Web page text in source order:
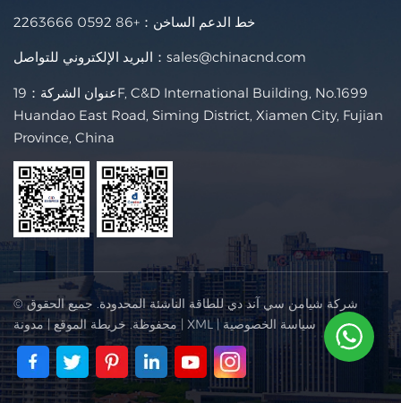
خط الدعم الساخن： +86 0592 2263666
البريد الإلكتروني للتواصل： sales@chinacnd.com
عنوان الشركة：19F, C&D International Building, No.1699
Huandao East Road, Siming District, Xiamen City, Fujian
Province, China
© شركة شيامن سي آند دي للطاقة الناشئة المحدودة. جميع الحقوق
محفوظة.خريطة الموقع|مدونة | XML |سياسة الخصوصية